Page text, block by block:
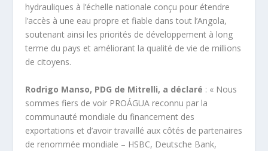
hydrauliques à l’échelle nationale conçu pour étendre
l’accès à une eau propre et fiable dans tout l’Angola,
soutenant ainsi les priorités de développement à long
terme du pays et améliorant la qualité de vie de millions
de citoyens.
Rodrigo Manso, PDG de Mitrelli, a déclaré : « Nous
sommes fiers de voir PROÁGUA reconnu par la
communauté mondiale du financement des
exportations et d’avoir travaillé aux côtés de partenaires
de renommée mondiale – HSBC, Deutsche Bank,